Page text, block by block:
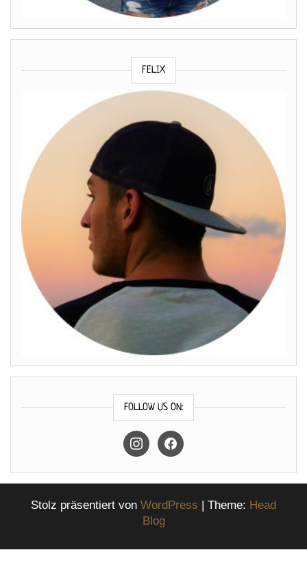
FELIX
FOLLOW US ON:
instagramfacebook
Stolz präsentiert von WordPress | Theme: Head
Blog